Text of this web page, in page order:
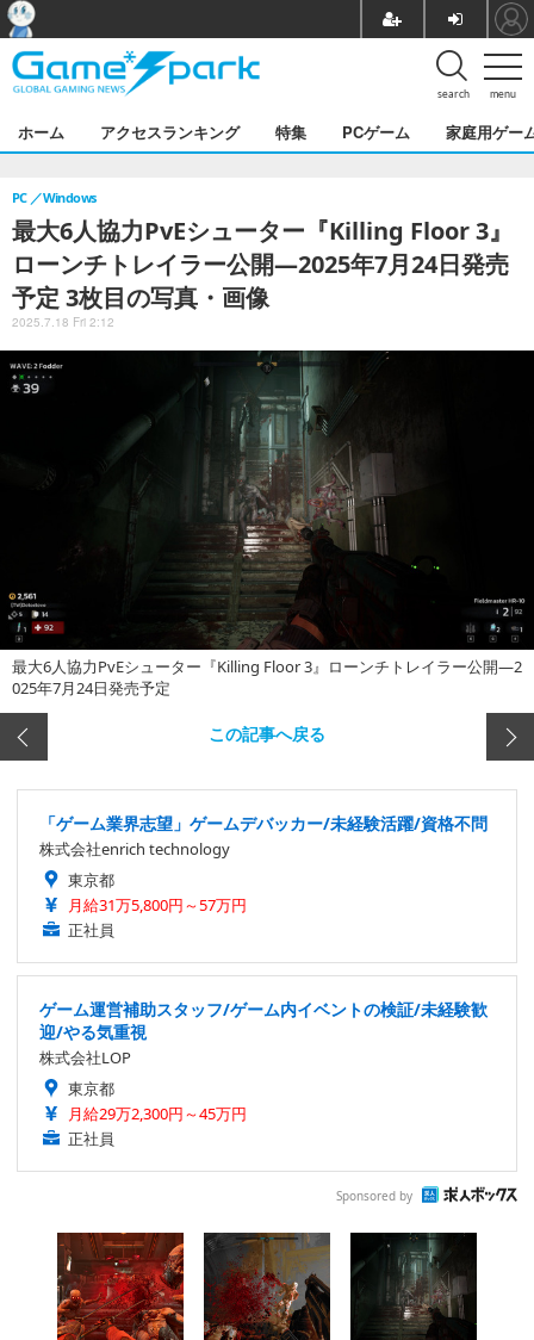
menu
search
ホーム アクセスランキング 特集 PCゲーム 家庭用ゲー
最大6人協力PvEシューター『Killing Floor 3』
ローンチトレイラー公開―2025年7月24日発売
予定 3枚目の写真・画像
PC Windows
2025.7.18 Fri 2:12
最大6人協力PvEシューター『Killing Floor 3』ローンチトレイラー公開―2
025年7月24日発売予定
この記事へ戻る
「ゲーム業界志望」ゲームデバッカー/未経験活躍/資格不問
株式会社enrich technology
東京都
月給31万5,800円～57万円
正社員
ゲーム運営補助スタッフ/ゲーム内イベントの検証/未経験歓
迎/やる気重視
株式会社LOP
東京都
月給29万2,300円～45万円
正社員
Sponsored by